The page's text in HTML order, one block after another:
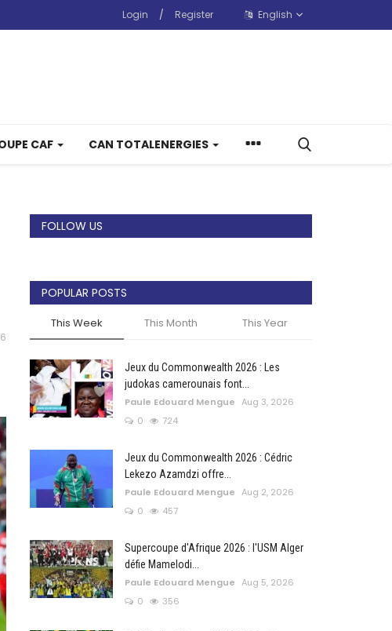
Login / Register English
CAF CAN TOTALENERGIES
FOLLOW US
POPULAR POSTS
This Week This Month This Year
Jeux du Commonwealth 2026 : Les
judokas camerounais font...
Paule Edouard Mengue Aug 3, 2026
0
724
Jeux du Commonwealth 2026 : Cédric
Lekezo Azamdzi offre...
Paule Edouard Mengue Aug 2, 2026
0
457
Supercoupe d'Afrique 2026 : l'USM Alger
défie Mamelodi...
Paule Edouard Mengue Aug 5, 2026
0
356